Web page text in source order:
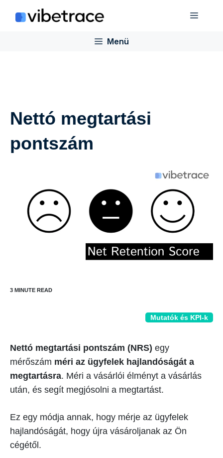
Menü
Menü
Nettó megtartási
pontszám
Mutatók és KPI-k
Nettó megtartási pontszám (NRS) egy
mérőszám méri az ügyfelek hajlandóságát a
megtartásra. Méri a vásárlói élményt a vásárlás
után, és segít megjósolni a megtartást.
Ez egy módja annak, hogy mérje az ügyfelek
hajlandóságát, hogy újra vásároljanak az Ön
cégétől.